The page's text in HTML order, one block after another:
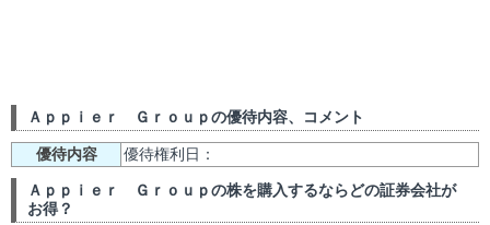
Ａｐｐｉｅｒ Ｇｒｏｕｐの優待内容、コメント
優待内容 優待権利日：
Ａｐｐｉｅｒ Ｇｒｏｕｐの株を購入するならどの証券会社が
お得？